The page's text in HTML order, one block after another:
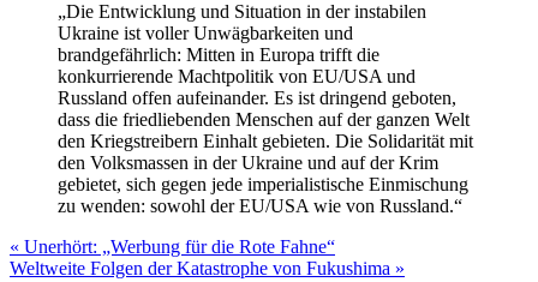
„Die Entwicklung und Situation in der instabilen
Ukraine ist voller Unwägbarkeiten und
brandgefährlich: Mitten in Europa trifft die
konkurrierende Machtpolitik von EU/USA und
Russland offen aufeinander. Es ist dringend geboten,
dass die friedliebenden Menschen auf der ganzen Welt
den Kriegstreibern Einhalt gebieten. Die Solidarität mit
den Volksmassen in der Ukraine und auf der Krim
gebietet, sich gegen jede imperialistische Einmischung
zu wenden: sowohl der EU/USA wie von Russland.“
Beitragsnavigation
« Unerhört: „Werbung für die Rote Fahne“
Weltweite Folgen der Katastrophe von Fukushima »